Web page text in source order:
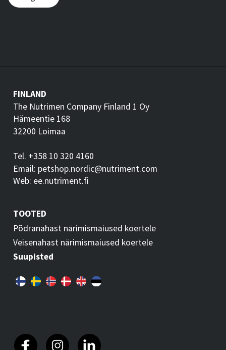
FINLAND
The Nutrimen Company Finland 1 Oy
Hämeentie 168
32200 Loimaa
Tel. +358 10 320 4160
Email: petshop.nordic@nutriment.com
Web: ee.nutriment.fi
TOOTED
Põdranahast närimismaiused koertele
Veisenahast närimismaiused koertele
Suupisted